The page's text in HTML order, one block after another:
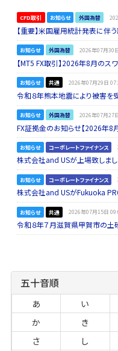
CFD取引 お知らせ 外国為替
【重要】米国雇用統計発表に伴
お知らせ 外国為替 2026年07月30
【MT5 FX取引】2026年8月のス
お知らせ 共通 2026年07月29日
令和８年熊本地震により被害を
お知らせ 外国為替 2026年07月27
FX証拠金のお知らせ【2026年8
お知らせ コーポレートファイナンス
株式会社and USが上場致しまし
お知らせ コーポレートファイナンス
株式会社and USがFukuoka
お知らせ 共通 2026年07月15日
令和８年７月滋賀県甲賀市の土
五十音順
あ い
か
き
さ
し